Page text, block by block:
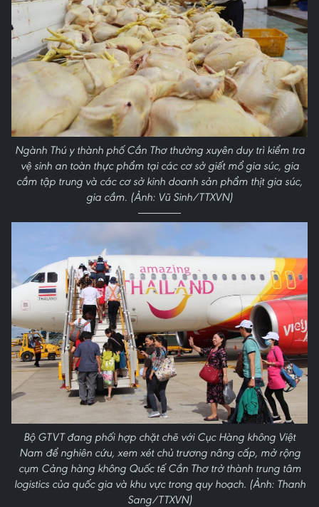
Ngành Thú y thành phố Cần Thơ thường xuyên duy trì kiểm tra
vệ sinh an toàn thực phẩm tại các cơ sở giết mổ gia súc, gia
cầm tập trung và các cơ sở kinh doanh sản phẩm thịt gia súc,
gia cầm. (Ảnh: Vũ Sinh/TTXVN)
Bộ GTVT đang phối hợp chặt chẽ với Cục Hàng không Việt
Nam để nghiên cứu, xem xét chủ trương nâng cấp, mở rộng
cụm Cảng hàng không Quốc tế Cần Thơ trở thành trung tâm
logistics của quốc gia và khu vực trong quy hoạch. (Ảnh: Thanh
Sang/TTXVN)